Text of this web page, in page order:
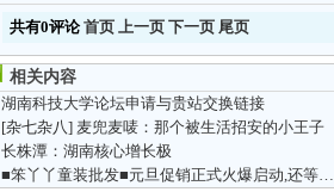
共有0评论首页 上一页 下一页 尾页
相关内容
湖南科技大学论坛申请与贵站交换链接
[杂七杂八] 麦兜麦唛：那个被生活招安的小王子
长株潭：湖南核心增长极
■笨丫丫童装批发■元旦促销正式火爆启动,还等什么呢?